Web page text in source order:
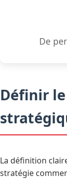
De
Définir
La définition
stratégie